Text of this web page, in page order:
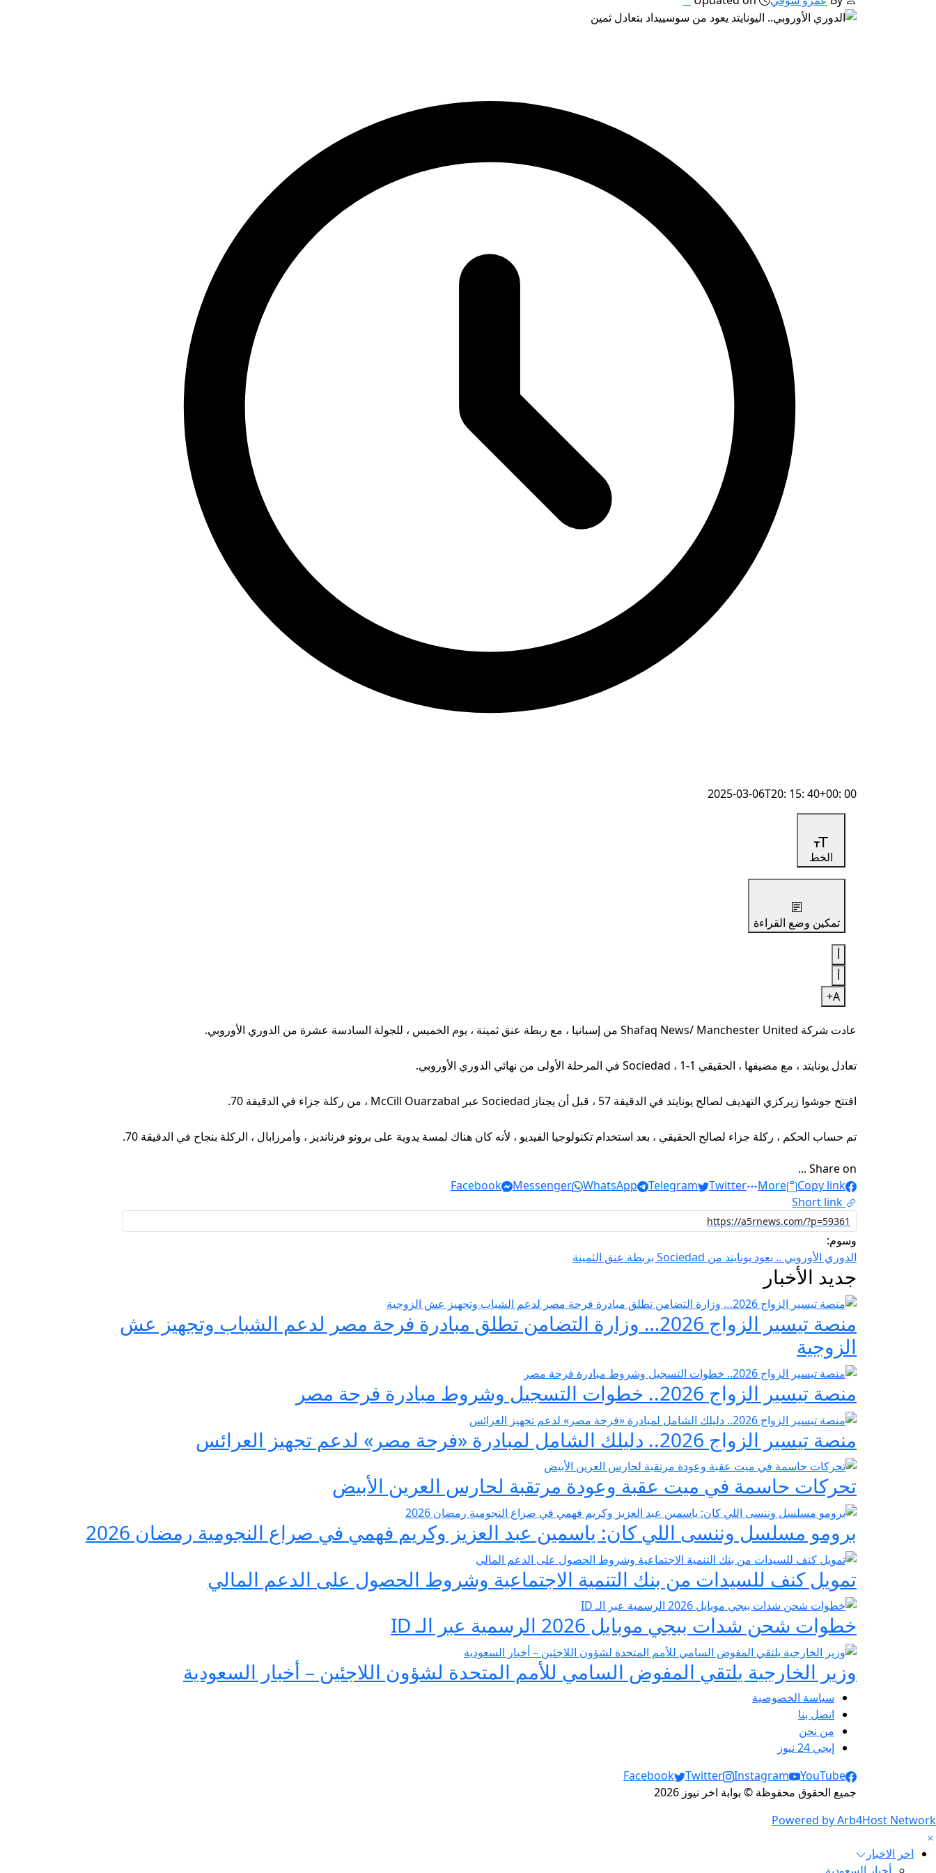
2025-03-06T20: 15: 40+00: 00
الخط
تمكين وضع القراءة
أ
أ
A+
عادت شركة Shafaq News/ Manchester United من إسبانيا ، مع ربطة عنق ثمينة ، يوم الخميس ، للجولة السادسة عشرة من الدوري الأوروبي.
تعادل يونايتد ، مع مضيفها ، الحقيقي Sociedad ، 1-1 في المرحلة الأولى من نهائي الدوري الأوروبي.
افتتح جوشوا زيركزي التهديف لصالح يونايتد في الدقيقة 57 ، قبل أن يجتاز Sociedad عبر McCill Ouarzabal ، من ركلة جزاء في الدقيقة 70.
تم حساب الحكم ، ركلة جزاء لصالح الحقيقي ، بعد استخدام تكنولوجيا الفيديو ، لأنه كان هناك لمسة يدوية على برونو فرنانديز ، وأمرزابال ، الركلة بنجاح في الدقيقة 70.
Share on ...
Facebook
Messenger WhatsApp Telegram Twitter More
Copy link
Short link
وسوم:
الدوري الأوروبي .. يعود يونايتد من Sociedad بربطة عنق الثمينة
جديد الأخبار
منصة تيسير الزواج 2026… وزارة التضامن تطلق مبادرة فرحة مصر لدعم الشباب وتجهيز عش
الزوجية
منصة تيسير الزواج 2026.. خطوات التسجيل وشروط مبادرة فرحة مصر
منصة تيسير الزواج 2026.. دليلك الشامل لمبادرة «فرحة مصر» لدعم تجهيز العرائس
تحركات حاسمة في ميت عقبة وعودة مرتقبة لحارس العرين الأبيض
برومو مسلسل وننسى اللي كان: ياسمين عبد العزيز وكريم فهمي في صراع النجومية رمضان 2026
تمويل كنف للسيدات من بنك التنمية الاجتماعية وشروط الحصول على الدعم المالي
خطوات شحن شدات ببجي موبايل 2026 الرسمية عبر الـ ID
وزير الخارجية يلتقي المفوض السامي للأمم المتحدة لشؤون اللاجئين – أخبار السعودية
سياسة الخصوصية
اتصل بنا
من نحن
إيجي 24 نيوز
Social Links
Facebook Twitter Instagram
YouTube
جميع الحقوق محفوظة © بوابة اخر نيوز 2026
Powered by Arb4Host Network
اخر الاخبار